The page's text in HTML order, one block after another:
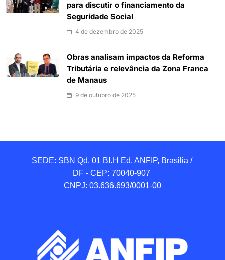
para discutir o financiamento da
Seguridade Social
4 de dezembro de 2025
Obras analisam impactos da Reforma
Tributária e relevância da Zona Franca
de Manaus
9 de outubro de 2025
SEDE: SBN Qd. 01 BI.H Ed. ANFIP, Brasilia /
DF - CEP: 70040-907
CNPJ: 03.636.693/0001-00